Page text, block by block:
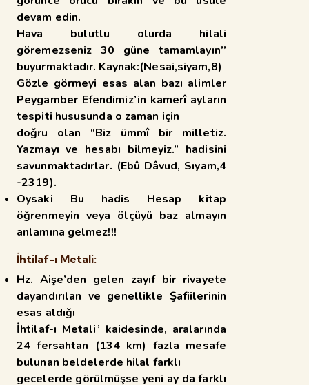
devam edin.
Hava bulutlu olurda hilali
göremezseniz 30 güne tamamlayın’’
buyurmaktadır. Kaynak:(Nesai,siyam,8)
Gözle görmeyi esas alan bazı alimler
Peygamber Efendimiz’in kamerî ayların
tespiti hususunda o zaman için
doğru olan “Biz ümmî bir milletiz.
Yazmayı ve hesabı bilmeyiz.” hadisini
savunmaktadırlar. (Ebû Dâvud, Sıyam,4
-2319).
Oysaki Bu hadis Hesap kitap
öğrenmeyin veya ölçüyü baz almayın
anlamına gelmez!!!
İhtilaf-ı Metali:
Hz. Aişe’den gelen zayıf bir rivayete
dayandırılan ve genellikle Şafiilerinin
esas aldığı
İhtilaf-ı Metali’ kaidesinde, aralarında
24 fersahtan (134 km) fazla mesafe
bulunan beldelerde hilal farklı
gecelerde görülmüşse yeni ay da farklı